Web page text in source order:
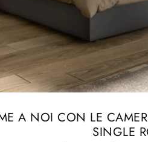
A NOI CON LE
SINGLE